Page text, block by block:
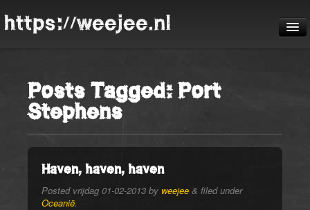
https://weejee.nl
Blog
Pheauteaux
De route
Posts Tagged:Port
Stephens
Haven, haven, haven
Posted vrijdag 01-02-2013 by weejee & filed under
Oceanië.